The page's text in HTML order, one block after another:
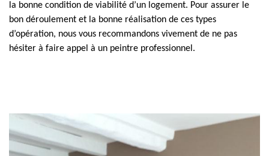
la bonne condition de viabilité d’un logement. Pour assurer le
bon déroulement et la bonne réalisation de ces types
d’opération, nous vous recommandons vivement de ne pas
hésiter à faire appel à un peintre professionnel.